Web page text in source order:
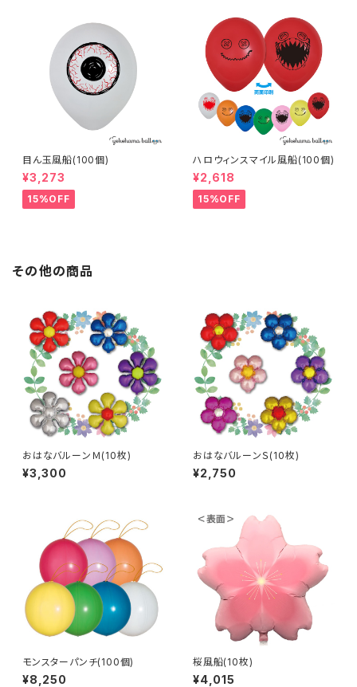
目ん玉風船(100個)
¥3,273
15%OFF
ハロウィンスマイル風船(100個)
¥2,618
15%OFF
その他の商品
おはなバルーンＭ(10枚)
¥3,300
おはなバルーンＳ(10枚)
¥2,750
モンスターパンチ(100個)
¥8,250
桜風船(10枚)
¥4,015